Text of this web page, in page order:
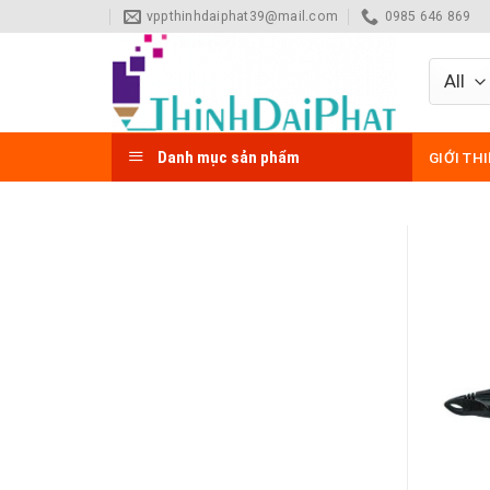
to
vppthinhdaiphat39@mail.com 0985 646 869
Danh mục sản phẩm GIỚI